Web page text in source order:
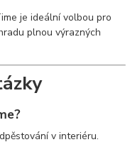
je ideální volbou pro
plnou výrazných
v interiéru.